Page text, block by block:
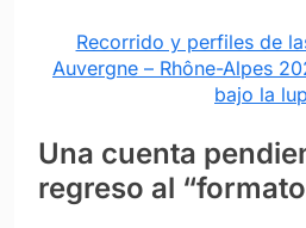
Recorrido y perfiles de
Auvergne – Rhône-Alpes
bajo la
Una cuenta
regreso al